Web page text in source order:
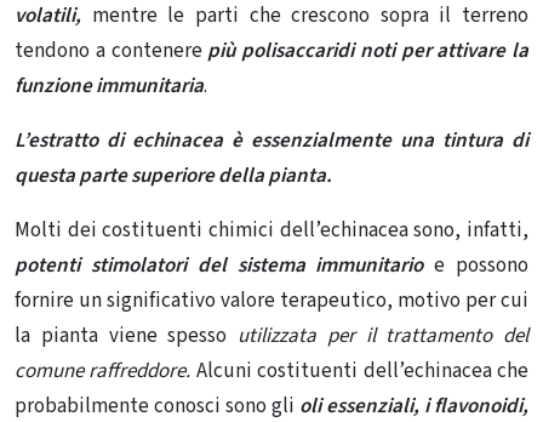
volatili, mentre le parti che crescono sopra il terreno
tendono a contenerepiù polisaccaridi noti per attivare la
funzione immunitaria.
L’estratto di echinacea è essenzialmente una tintura di
questa parte superiore della pianta.
Molti dei costituenti chimici dell’echinacea sono, infatti,
potenti stimolatori del sistema immunitarioe possono
fornire un significativo valore terapeutico, motivo per cui
la pianta viene spesso utilizzata per il trattamento del
comune raffreddore. Alcuni costituenti dell’echinacea che
probabilmente conosci sono gli oli essenziali, i flavonoidi,